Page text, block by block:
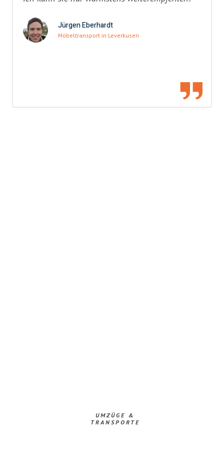
Jürgen Eberhardt
Möbeltransport in Leverkusen
UMZÜGE &
TRANSPORTE